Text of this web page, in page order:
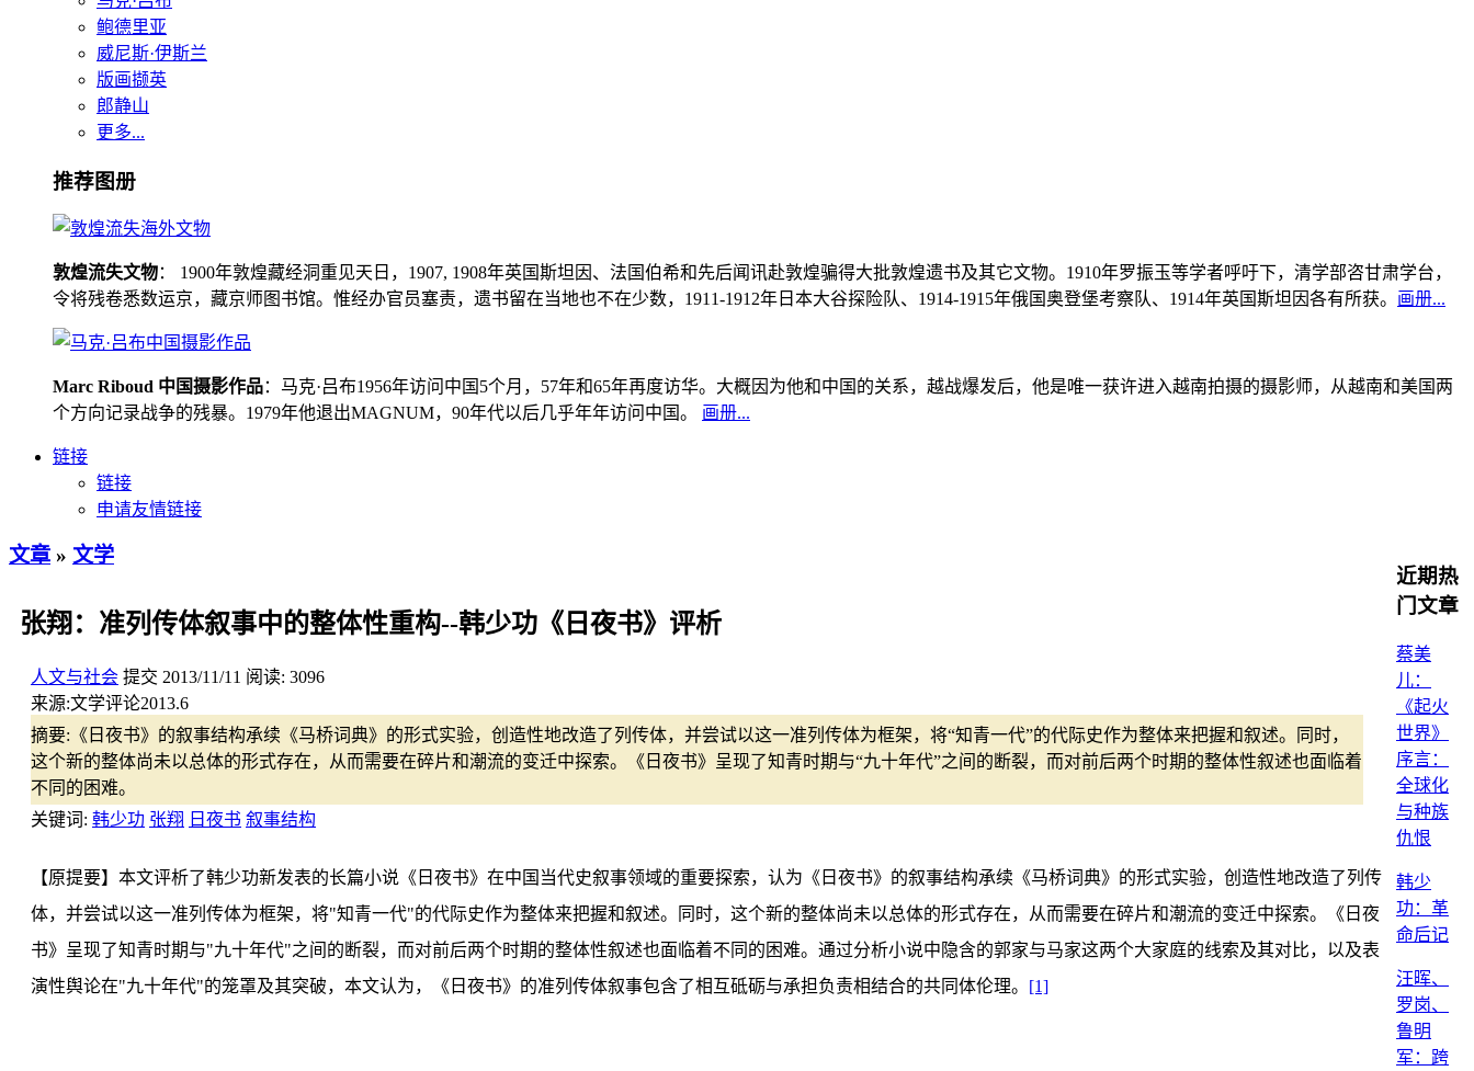
鲍德里亚
威尼斯·伊斯兰
版画撷英
郎静山
更多...
推荐图册
敦煌流失文物： 1900年敦煌藏经洞重见天日，1907, 1908年英国斯坦因、法国伯希和先后闻讯赴敦煌骗得大批敦煌遗书及其它文物。1910年罗振玉等学者呼吁下，清学部咨甘肃学台，
令将残卷悉数运京，藏京师图书馆。惟经办官员塞责，遗书留在当地也不在少数，1911-1912年日本大谷探险队、1914-1915年俄国奥登堡考察队、1914年英国斯坦因各有所获。 画册...
Marc Riboud 中国摄影作品：马克·吕布1956年访问中国5个月，57年和65年再度访华。大概因为他和中国的关系，越战爆发后，他是唯一获许进入越南拍摄的摄影师，从越南和美国两
个方向记录战争的残暴。1979年他退出MAGNUM，90年代以后几乎年年访问中国。 画册...
链接
链接
申请友情链接
文章 » 文学
张翔：准列传体叙事中的整体性重构--韩少功《日夜书》评析
人文与社会 提交 2013/11/11 阅读: 3096
来源:文学评论2013.6
摘要: 《日夜书》的叙事结构承续《马桥词典》的形式实验，创造性地改造了列传体，并尝试以这一准列传体为框架，将“知青一代”的代际史作为整体来把握和叙述。同时，
这个新的整体尚未以总体的形式存在，从而需要在碎片和潮流的变迁中探索。《日夜书》呈现了知青时期与“九十年代”之间的断裂，而对前后两个时期的整体性叙述也面临着
不同的困难。
关键词: 韩少功 张翔 日夜书 叙事结构
【原提要】本文评析了韩少功新发表的长篇小说《日夜书》在中国当代史叙事领域的重要探索，认为《日夜书》的叙事结构承续《马桥词典》的形式实验，创造性地改造了列传
体，并尝试以这一准列传体为框架，将"知青一代"的代际史作为整体来把握和叙述。同时，这个新的整体尚未以总体的形式存在，从而需要在碎片和潮流的变迁中探索。《日夜
书》呈现了知青时期与"九十年代"之间的断裂，而对前后两个时期的整体性叙述也面临着不同的困难。通过分析小说中隐含的郭家与马家这两个大家庭的线索及其对比，以及表
演性舆论在"九十年代"的笼罩及其突破，本文认为，《日夜书》的准列传体叙事包含了相互砥砺与承担负责相结合的共同体伦理。 [1]
近期热
门文章
蔡美
儿：
《起火
世界》
序言：
全球化
与种族
仇恨
韩少
功：革
命后记
汪晖、
罗岗、
鲁明
军：跨